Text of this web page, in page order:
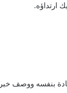
ارتداؤه.
بنفسه ووصف